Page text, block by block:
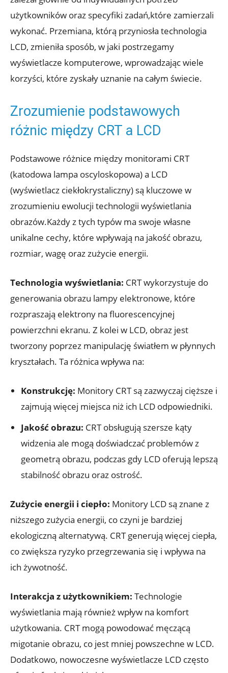
użytkowników oraz specyfiki zadań,które zamierzali
wykonać. Przemiana, którą przyniosła technologia
LCD, zmieniła sposób, w jaki postrzegamy
wyświetlacze komputerowe, wprowadzając wiele
korzyści, które zyskały uznanie na całym świecie.
Zrozumienie podstawowych
różnic między CRT a LCD
Podstawowe różnice między monitorami CRT
(katodowa lampa oscyloskopowa) a LCD
(wyświetlacz ciekłokrystaliczny) są kluczowe w
zrozumieniu ewolucji technologii wyświetlania
obrazów.Każdy z tych typów ma swoje własne
unikalne cechy, które wpływają na jakość obrazu,
rozmiar, wagę oraz zużycie energii.
Technologia wyświetlania: CRT wykorzystuje do
generowania obrazu lampy elektronowe, które
rozpraszają elektrony na fluorescencyjnej
powierzchni ekranu. Z kolei w LCD, obraz jest
tworzony poprzez manipulację światłem w płynnych
kryształach. Ta różnica wpływa na:
Konstrukcję: Monitory CRT są zazwyczaj cięższe i
zajmują więcej miejsca niż ich LCD odpowiedniki.
Jakość obrazu: CRT obsługują szersze kąty
widzenia ale mogą doświadczać problemów z
geometrą obrazu, podczas gdy LCD oferują lepszą
stabilność obrazu oraz ostrość.
Zużycie energii i ciepło: Monitory LCD są znane z
niższego zużycia energii, co czyni je bardziej
ekologiczną alternatywą. CRT generują więcej ciepła,
co zwiększa ryzyko przegrzewania się i wpływa na
ich żywotność.
Interakcja z użytkownikiem: Technologie
wyświetlania mają również wpływ na komfort
użytkowania. CRT mogą powodować męczącą
migotanie obrazu, co jest mniej powszechne w LCD.
Dodatkowo, nowoczesne wyświetlacze LCD często